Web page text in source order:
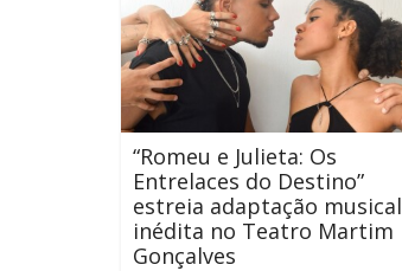
“Romeu e Julieta: Os
Entrelaces do Destino”
estreia adaptação musical
inédita no Teatro Martim
Gonçalves